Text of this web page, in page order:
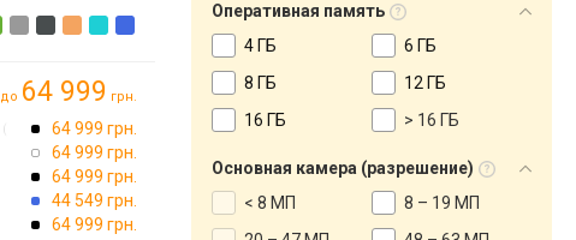
до 64 999 грн.
(Киев) →
64 999 грн.
64 999 грн.
64 999 грн.
44 549 грн.
64 999 грн.
Оперативная память
4 ГБ
6 ГБ
8 ГБ
12 ГБ
16 ГБ
> 16 ГБ
Основная камера (разрешение)
< 8 МП
8 – 19 МП